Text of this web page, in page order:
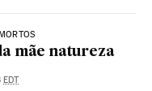
mãe natureza
EDT